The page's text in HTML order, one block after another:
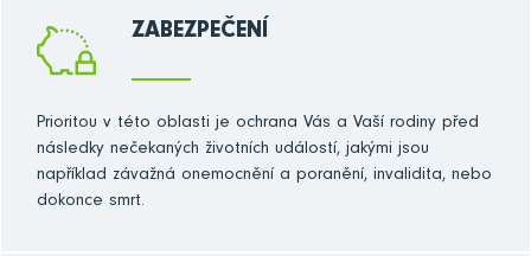
ZABEZPEČENÍ
Prioritou v této oblasti je ochrana Vás a Vaší rodiny před
následky nečekaných životních událostí, jakými jsou
například závažná onemocnění a poranění, invalidita, nebo
dokonce smrt.